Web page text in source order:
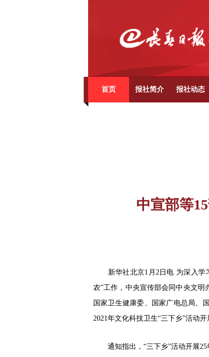
首页 报社简介 报社动态
中宣部等
新华社北京1月2日电 为深入学习
农”工作，中央宣传部会同中央文明
国家卫生健康委、国家广电总局、
2021年文化科技卫生“三下乡”活动开
通知指出，“三下乡”活动开展25